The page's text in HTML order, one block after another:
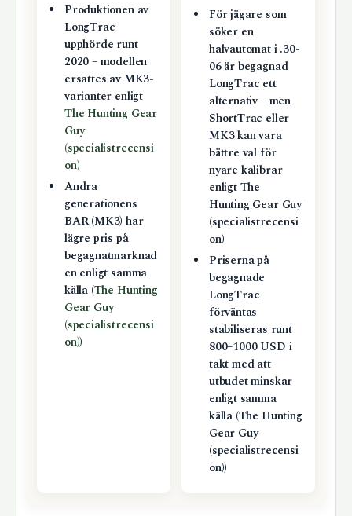
Produktionen av
LongTrac
upphörde runt
2020 – modellen
ersattes av MK3-
varianter enligt
The Hunting Gear
Guy
(specialistrecensi
on)
Andra
generationens
BAR (MK3) har
lägre pris på
begagnatmarknad
en enligt samma
källa (The Hunting
Gear Guy
(specialistrecensi
on))
För jägare som
söker en
halvautomat i .30-
06 är begagnad
LongTrac ett
alternativ – men
ShortTrac eller
MK3 kan vara
bättre val för
nyare kalibrar
enligt The
Hunting Gear Guy
(specialistrecensi
on)
Priserna på
begagnade
LongTrac
förväntas
stabiliseras runt
800–1000 USD i
takt med att
utbudet minskar
enligt samma
källa (The Hunting
Gear Guy
(specialistrecensi
on))